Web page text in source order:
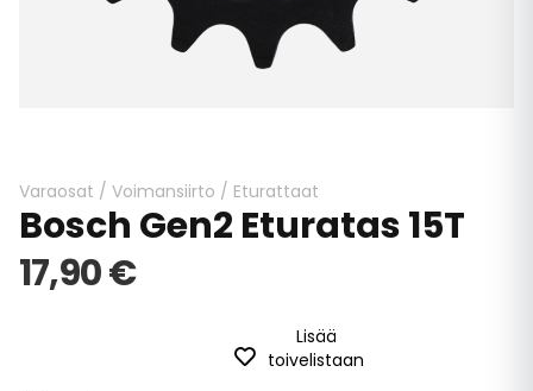
beginning
of
the
images
gallery
Varaosat / Voimansiirto / Eturattaat
Bosch Gen2 Eturatas 15T
17,90 €
Lisää
toivelistaan